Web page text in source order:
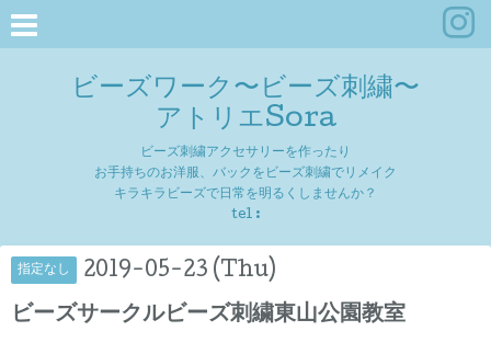
ビーズワーク〜ビーズ刺繍〜
アトリエSora
ビーズ刺繍アクセサリーを作ったり
お手持ちのお洋服、バックをビーズ刺繍でリメイク
キラキラビーズで日常を明るくしませんか？
tel :
指定なし 2019-05-23 (Thu)
ビーズサークルビーズ刺繍東山公園教室